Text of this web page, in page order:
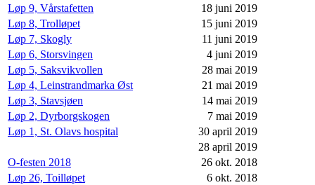
Løp 9, Vårstafetten
18 juni 2019
Løp 8, Trolløpet
15 juni 2019
Løp 7, Skogly
11 juni 2019
Løp 6, Storsvingen
4 juni 2019
Løp 5, Saksvikvollen
28 mai 2019
Løp 4, Leinstrandmarka Øst
21 mai 2019
Løp 3, Stavsjøen
14 mai 2019
Løp 2, Dyrborgskogen
7 mai 2019
Løp 1, St. Olavs hospital
30 april 2019
28 april 2019
O-festen 2018
26 okt. 2018
Løp 26, Toilløpet
6 okt. 2018